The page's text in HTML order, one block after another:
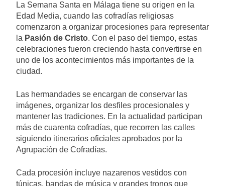
La Semana Santa en Málaga tiene su origen en la
Edad Media, cuando las cofradías religiosas
comenzaron a organizar procesiones para representar
la Pasión de Cristo. Con el paso del tiempo, estas
celebraciones fueron creciendo hasta convertirse en
uno de los acontecimientos más importantes de la
ciudad.
Las hermandades se encargan de conservar las
imágenes, organizar los desfiles procesionales y
mantener las tradiciones. En la actualidad participan
más de cuarenta cofradías, que recorren las calles
siguiendo itinerarios oficiales aprobados por la
Agrupación de Cofradías.
Cada procesión incluye nazarenos vestidos con
túnicas, bandas de música y grandes tronos que